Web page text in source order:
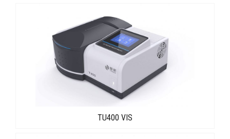
TU400 VIS